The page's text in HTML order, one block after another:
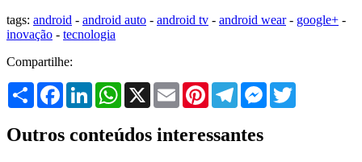
tags: android - android auto - android tv - android wear- google+ -
inovação - tecnologia
Compartilhe:
Share FacebookLinkedInWhatsApp
X Email PinterestTelegramMessenger
Outros conteúdos interessantes